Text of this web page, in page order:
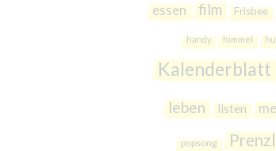
essen film Frisbee
handy himmel
Kalenderblatt
leben listen
popsong